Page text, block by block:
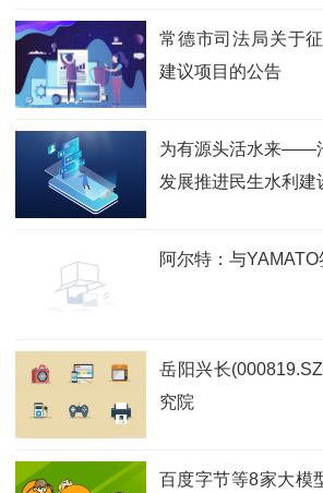
常德市司法局关于
建议项目的公告
为有源头活水来——
发展推进民生水利建
阿尔特：与
岳阳兴长
究院
百度字节等8家大模